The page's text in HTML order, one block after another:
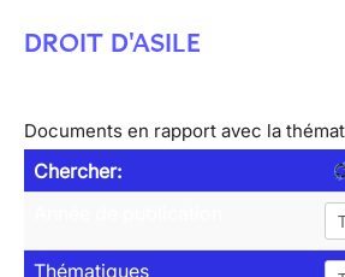
DROIT D'ASILE
Documents en rapport avec la
Chercher:
Thématiques